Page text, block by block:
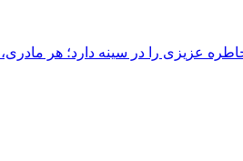
عزیزی را در سینه دارد؛ هر